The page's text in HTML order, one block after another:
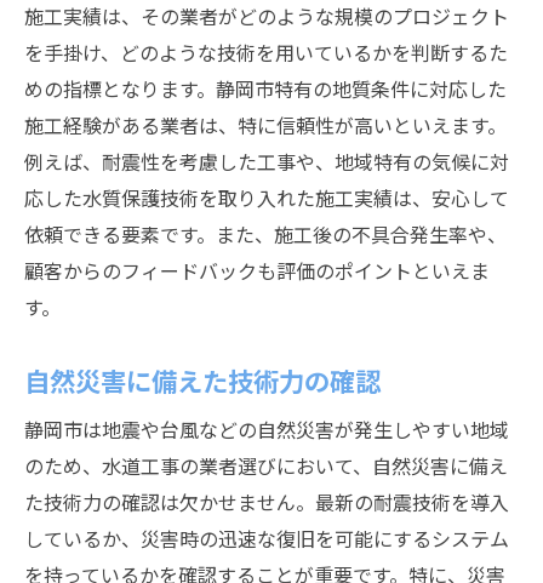
施工実績は、その業者がどのような規模のプロジェクト
を手掛け、どのような技術を用いているかを判断するた
めの指標となります。静岡市特有の地質条件に対応した
施工経験がある業者は、特に信頼性が高いといえます。
例えば、耐震性を考慮した工事や、地域特有の気候に対
応した水質保護技術を取り入れた施工実績は、安心して
依頼できる要素です。また、施工後の不具合発生率や、
顧客からのフィードバックも評価のポイントといえま
す。
自然災害に備えた技術力の確認
静岡市は地震や台風などの自然災害が発生しやすい地域
のため、水道工事の業者選びにおいて、自然災害に備え
た技術力の確認は欠かせません。最新の耐震技術を導入
しているか、災害時の迅速な復旧を可能にするシステム
を持っているかを確認することが重要です。特に、災害